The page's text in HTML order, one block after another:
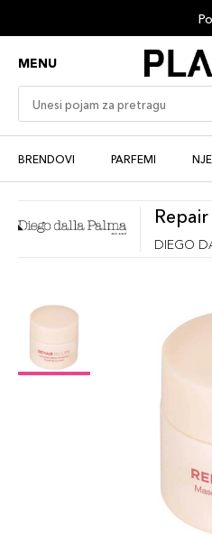
MENU
BRENDOVI PARFEMI
DIEGO